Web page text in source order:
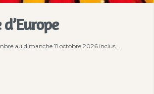
au dimanche 11 octobre 2026 inclus, ...